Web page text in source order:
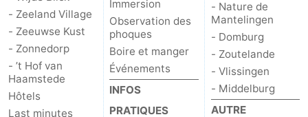
- Zeeland Village
- Zeeuwse Kust
- Zonnedorp
- ’t Hof van
Haamstede
Hôtels
Last minutes
Immersion
Observation des
phoques
Boire et manger
Événements
INFOS
PRATIQUES
- Nature de
Mantelingen
- Domburg
- Zoutelande
- Vlissingen
- Middelburg
AUTRE